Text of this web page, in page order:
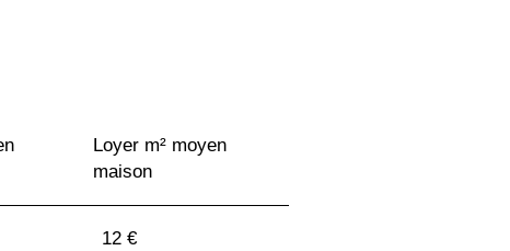
10 €
Loyer m² moyen
maison
12 €